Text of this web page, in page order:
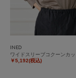
INED
ワイドスリーブコクーンカ
￥5,192(税込)